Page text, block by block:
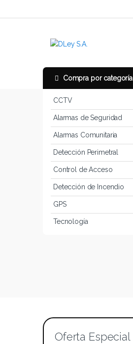
Compra por categoría
CCTV
Alarmas de Seguridad
Alarmas Comunitaria
Detección Perimetral
Control de Acceso
Detección de Incendio
GPS
Tecnología
Oferta Especial